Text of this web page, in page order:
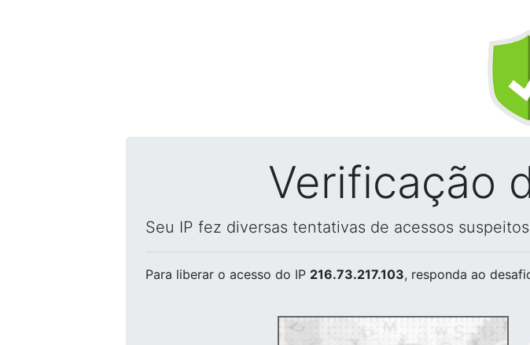
Verificação
Seu IP fez diversas tentativas de acessos
Para liberar o acesso do IP 216.73.217.103, responda ao